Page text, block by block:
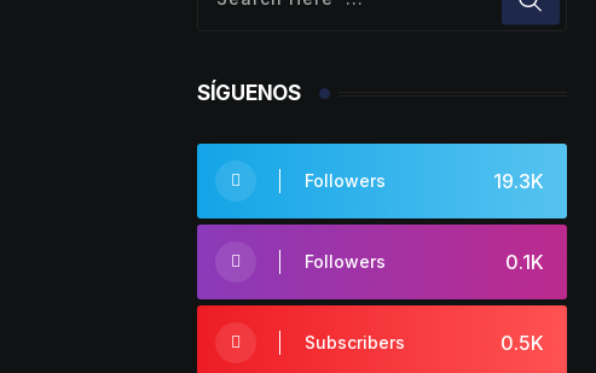
SÍGUENOS
19.3K
Followers
0.1K
Followers
0.5K
Subscribers